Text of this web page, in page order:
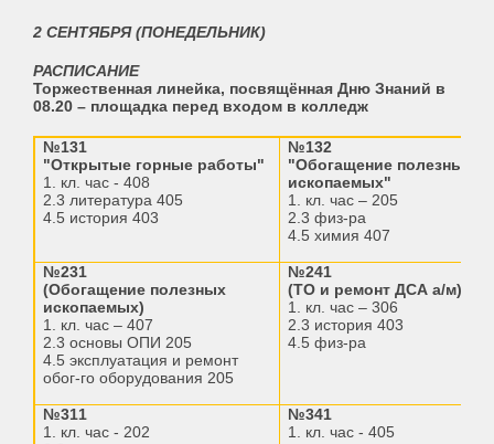
2 СЕНТЯБРЯ (ПОНЕДЕЛЬНИК)
РАСПИСАНИЕ
Торжественная линейка, посвящённая Дню Знаний в
08.20 – площадка перед входом в колледж
№131
"Открытые горные работы"
1. кл. час - 408
2.3 литература 405
4.5 история 403
№132
"Обогащение полезных
ископаемых"
1. кл. час – 205
2.3 физ-ра
4.5 химия 407
№231
(Обогащение полезных
ископаемых)
1. кл. час – 407
2.3 основы ОПИ 205
4.5 эксплуатация и ремонт
обог-го оборудования 205
№241
(ТО и ремонт ДСА а/м)
1. кл. час – 306
2.3 история 403
4.5 физ-ра
№311
1. кл. час - 202
№341
1. кл. час - 405